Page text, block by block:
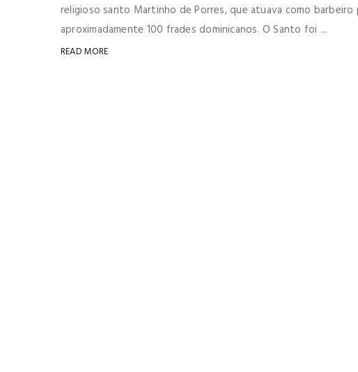
religioso santo Martinho de Porres, que atuava como
aproximadamente 100 frades dominicanos. O Santo foi ...
READ MORE